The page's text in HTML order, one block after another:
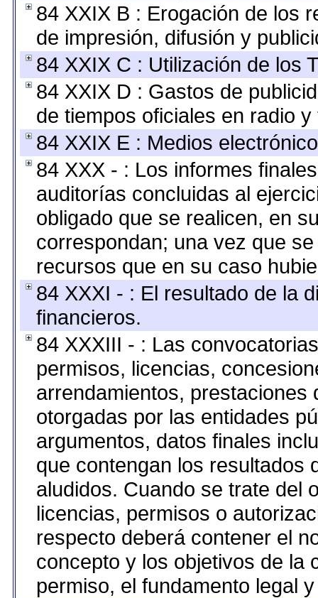
84 XXIX B : Erogación de los
de impresión, difusión y
84 XXIX C : Utilización de los
84 XXIX D : Gastos de
de tiempos oficiales en radio
84 XXIX E : Medios
84 XXX - : Los informes
auditorías concluidas al
obligado que se realicen, en
correspondan; una vez que
recursos que en su caso
84 XXXI - : El resultado de la
financieros.
84 XXXIII - : Las
permisos, licencias,
arrendamientos,
otorgadas por las entidades
argumentos, datos finales
que contengan los resultados
aludidos. Cuando se trate del
licencias, permisos o
respecto deberá contener el
concepto y los objetivos de la
permiso, el fundamento legal